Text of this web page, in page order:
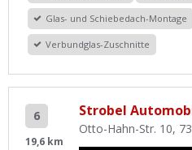
Glas- und Schiebedach-Montage
Verbundglas-Zuschnitte
6
19,6 km
Strobel
Otto-Hahn-Str. 10,